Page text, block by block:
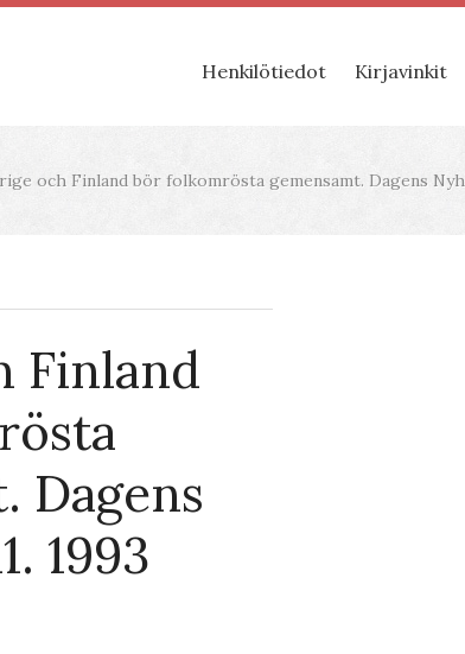
Henkilötiedot Kirjavinkit
och Finland bör folkomrösta gemensamt. Dagens
Finland
Dagens
1993